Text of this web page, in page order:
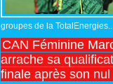
groupes de la TotalEnergies...
CAN Féminine
arrache sa
finale après son